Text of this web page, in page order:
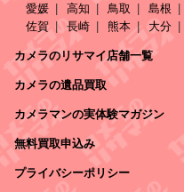
愛媛
高知 鳥取 島根
佐賀
長崎 熊本 大分
カメラのリサマイ店舗一覧
カメラの遺品買取
カメラマンの実体験マガジン
無料買取申込み
プライバシーポリシー